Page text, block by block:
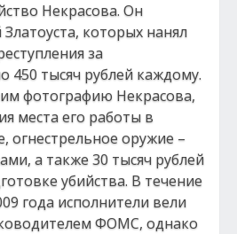
Некрасова. Он
которых нанял
за
450 тысяч рублей каждому.
фотографию Некрасова,
места его работы в
огнестрельное оружие –
а также 30 тысяч рублей
убийства. В течение
года исполнители вели
ФОМС, однако